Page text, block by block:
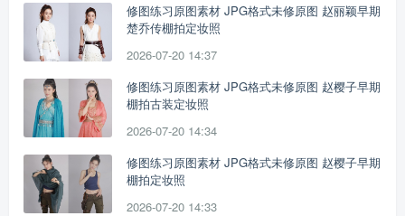
修图练习原图素材 JPG格式未修原图 赵丽颖早期
楚乔传棚拍定妆照
2026-07-20 14:37
修图练习原图素材 JPG格式未修原图 赵樱子早期
棚拍古装定妆照
2026-07-20 14:34
修图练习原图素材 JPG格式未修原图 赵樱子早期
棚拍定妆照
2026-07-20 14:33